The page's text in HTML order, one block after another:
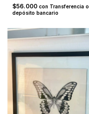
$56.000 con Transferencia o
depósito bancario